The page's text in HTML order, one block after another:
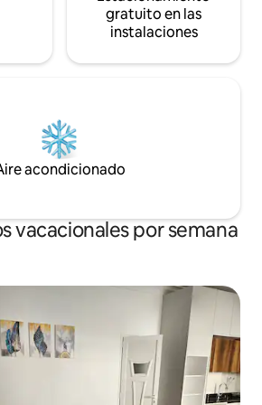
gratuito en las
instalaciones
acondicionado
vacacionales por semana